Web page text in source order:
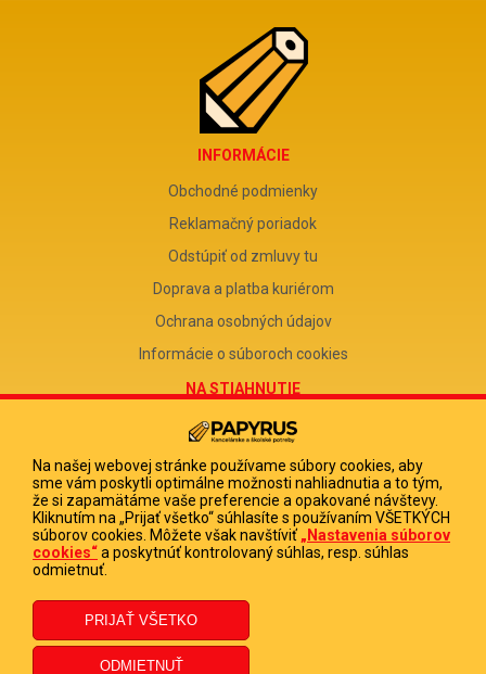
INFORMÁCIE
Obchodné podmienky
Reklamačný poriadok
Odstúpiť od zmluvy tu
Doprava a platba kuriérom
Ochrana osobných údajov
Informácie o súboroch cookies
NA STIAHNUTIE
Reklamačný formulár
Odstúpenie od zmluvy
Poučenie o odstúpení od zmluvy
FIRMA
PAPYRUS POPRAD, s.r.o.
DIČ 2020513880
IČ DPH SK2020513880
Na našej webovej stránke používame súbory cookies, aby
sme vám poskytli optimálne možnosti nahliadnutia a to tým,
že si zapamätáme vaše preferencie a opakované návštevy.
Kliknutím na „Prijať všetko“ súhlasíte s používaním VŠETKÝCH
súborov cookies. Môžete však navštíviť „Nastavenia súborov
cookies“a poskytnúť kontrolovaný súhlas, resp. súhlas
odmietnuť.